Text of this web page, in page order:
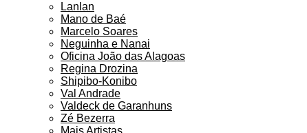
Lanlan
Mano de Baé
Marcelo Soares
Neguinha e Nanai
Oficina João das Alagoas
Regina Drozina
Shipibo-Konibo
Val Andrade
Valdeck de Garanhuns
Zé Bezerra
Mais Artistas